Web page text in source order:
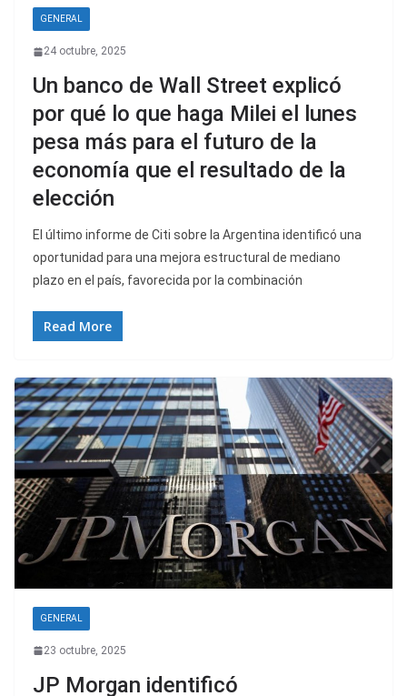
GENERAL
24 octubre, 2025
Un banco de Wall Street explicó
por qué lo que haga Milei el lunes
pesa más para el futuro de la
economía que el resultado de la
elección
El último informe de Citi sobre la Argentina identificó una
oportunidad para una mejora estructural de mediano
plazo en el país, favorecida por la combinación
Read More
GENERAL
23 octubre, 2025
JP Morgan identificó